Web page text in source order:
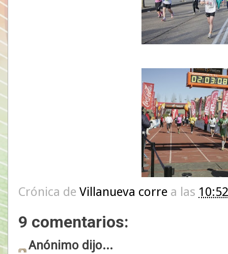
Crónica de Villanueva corre a las 10:52
9 comentarios:
Anónimo dijo...